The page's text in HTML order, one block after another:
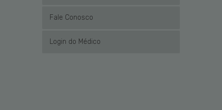
Fale Conosco
Login do Médico